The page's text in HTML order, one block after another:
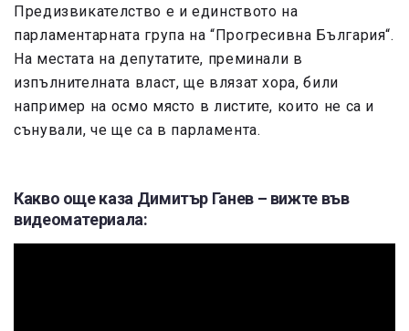
Предизвикателство е и единството на
парламентарната група на “Прогресивна България“.
На местата на депутатите, преминали в
изпълнителната власт, ще влязат хора, били
например на осмо място в листите, които не са и
сънували, че ще са в парламента.
Какво още каза Димитър Ганев – вижте във
видеоматериала: